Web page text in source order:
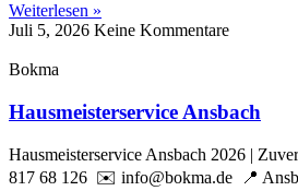
Weiterlesen »
Juli 5, 2026 Keine Kommentare
Bokma
Hausmeisterservice Ansbach
Hausmeisterservice Ansbach 2026 |
817 68 126 ✉️ info@bokma.de 📍